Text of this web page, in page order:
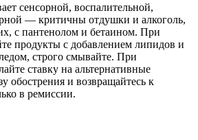
сенсорной, воспалительной,
— критичны отдушки и алкоголь,
с пантенолом и бетаином. При
продукты с добавлением липидов и
строго смывайте. При
ставку на альтернативные
обострения и возвращайтесь к
в ремиссии.